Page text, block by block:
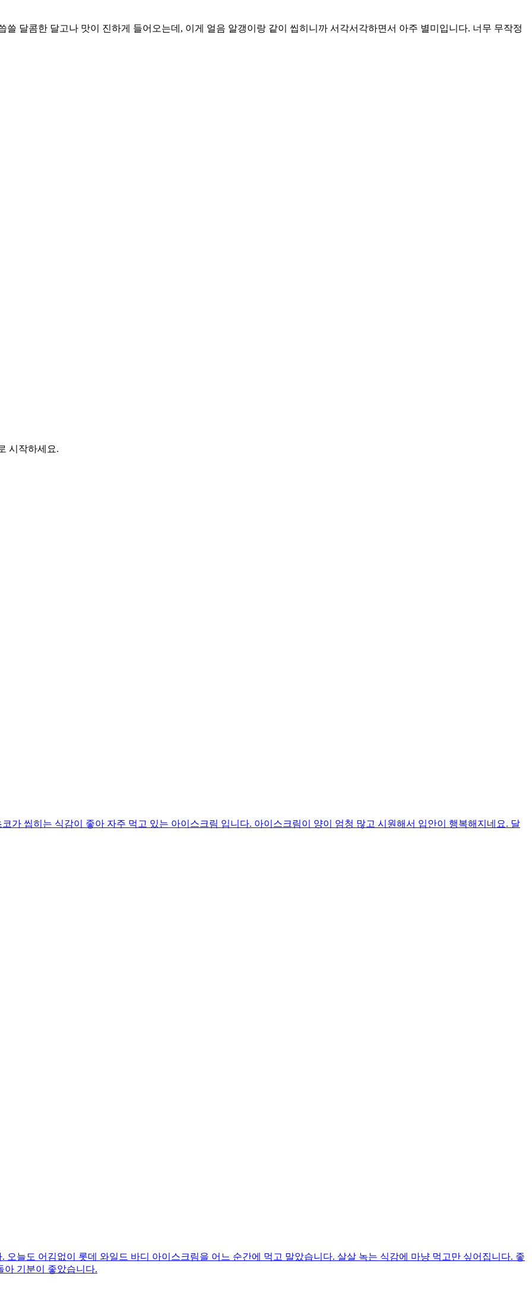
달콤한 달고나 맛이 진하게 들어오는데, 이게 얼음 알갱이랑 같이 씹히니까 서각서각하면서 아주 별미입니다. 너무 무작정
시작하세요.
가 씹히는 식감이 좋아 자주 먹고 있는 아이스크림 입니다. 아이스크림이 양이 엄청 많고 시원해서 입안이 행복해지네요. 달
늘도 어김없이 롯데 와일드 바디 아이스크림을 어느 순간에 먹고 말았습니다. 살살 녹는 식감에 마냥 먹고만 싶어집니다. 좋
아 기분이 좋았습니다.